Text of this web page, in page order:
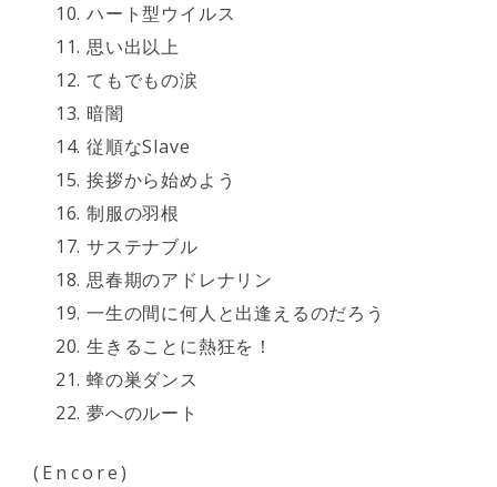
ハート型ウイルス
思い出以上
てもでもの涙
暗闇
従順なSlave
挨拶から始めよう
制服の羽根
サステナブル
思春期のアドレナリン
一生の間に何人と出逢えるのだろう
生きることに熱狂を！
蜂の巣ダンス
夢へのルート
(Encore)